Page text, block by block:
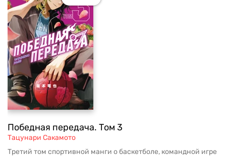
Победная передача. Том 3
Тацунари Сакамото
Третий том спортивной манги о баскетболе, командной игре